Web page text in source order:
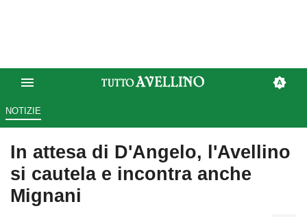
NOTIZIE
In attesa di D'Angelo, l'Avellino
si cautela e incontra anche
Mignani